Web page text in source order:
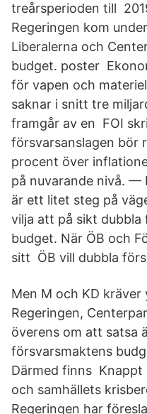
treårsperioden till
Regeringen kom
Liberalerna och
budget. poster
för vapen och
saknar i snitt tre
framgår av en FOI
försvarsanslagen bör
procent över
på nuvarande nivå.
är ett litet steg på
vilja att på sikt
budget. När ÖB och
sitt ÖB vill dubbla
Men M och KD
Regeringen,
överens om att satsa
försvarsmaktens
Därmed finns
och samhällets
Regeringen har